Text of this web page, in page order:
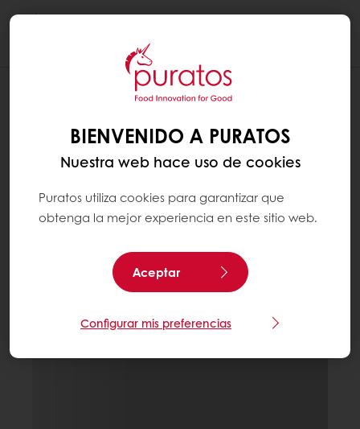
BIENVENIDO A PURATOS
Nuestra web hace uso de cookies
Puratos utiliza cookies para garantizar que
obtenga la mejor experiencia en este sitio web.
Aceptar
Configurar mis preferencias